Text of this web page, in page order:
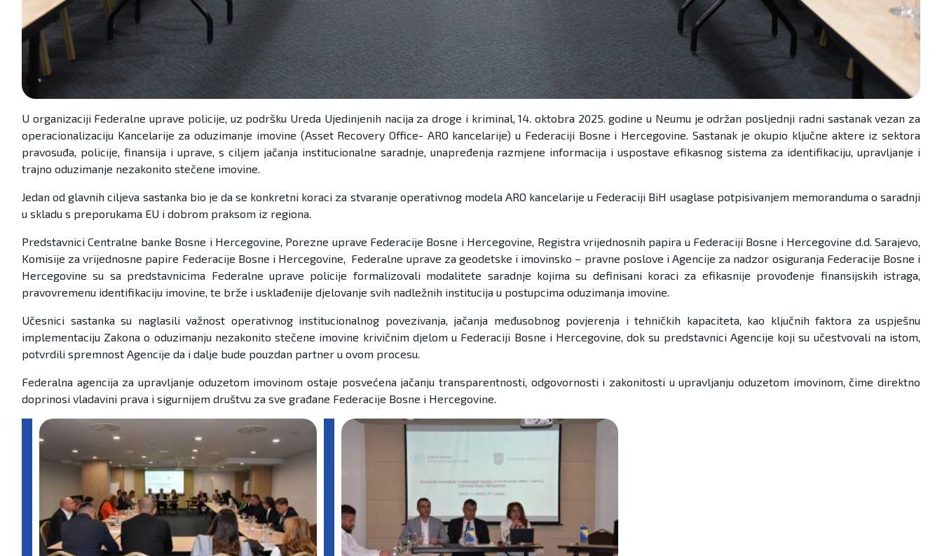
U organizaciji Federalne uprave policije, uz podršku Ureda Ujedinjenih nacija za droge i kriminal, 14. oktobra 2025. godine u Neumu je održan posljednji radni sastanak vezan za
operacionalizaciju Kancelarije za oduzimanje imovine (Asset Recovery Office- ARO kancelarije) u Federaciji Bosne i Hercegovine. Sastanak je okupio ključne aktere iz sektora
pravosuđa, policije, finansija i uprave, s ciljem jačanja institucionalne saradnje, unapređenja razmjene informacija i uspostave efikasnog sistema za identifikaciju, upravljanje i
trajno oduzimanje nezakonito stečene imovine.
Jedan od glavnih ciljeva sastanka bio je da se konkretni koraci za stvaranje operativnog modela ARO kancelarije u Federaciji BiH usaglase potpisivanjem memoranduma o saradnji
u skladu s preporukama EU i dobrom praksom iz regiona.
Predstavnici Centralne banke Bosne i Hercegovine, Porezne uprave Federacije Bosne i Hercegovine, Registra vrijednosnih papira u Federaciji Bosne i Hercegovine d.d. Sarajevo,
Komisije za vrijednosne papire Federacije Bosne i Hercegovine, Federalne uprave za geodetske i imovinsko – pravne poslove i Agencije za nadzor osiguranja Federacije Bosne i
Hercegovine su sa predstavnicima Federalne uprave policije formalizovali modalitete saradnje kojima su definisani koraci za efikasnije provođenje finansijskih istraga,
pravovremenu identifikaciju imovine, te brže i usklađenije djelovanje svih nadležnih institucija u postupcima oduzimanja imovine.
Učesnici sastanka su naglasili važnost operativnog institucionalnog povezivanja, jačanja međusobnog povjerenja i tehničkih kapaciteta, kao ključnih faktora za uspješnu
implementaciju Zakona o oduzimanju nezakonito stečene imovine krivičnim djelom u Federaciji Bosne i Hercegovine, dok su predstavnici Agencije koji su učestvovali na istom,
potvrdili spremnost Agencije da i dalje bude pouzdan partner u ovom procesu.
Federalna agencija za upravljanje oduzetom imovinom ostaje posvećena jačanju transparentnosti, odgovornosti i zakonitosti u upravljanju oduzetom imovinom, čime direktno
doprinosi vladavini prava i sigurnijem društvu za sve građane Federacije Bosne i Hercegovine.